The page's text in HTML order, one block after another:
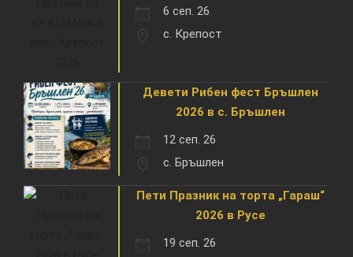
6 сеп. 26
с. Крепост
Девети Рибен фест Бръшлен
2026 в с. Бръшлен
12 сеп. 26
с. Бръшлен
Пети Празник на торта „Гараш“
2026 в Русе
19 сеп. 26